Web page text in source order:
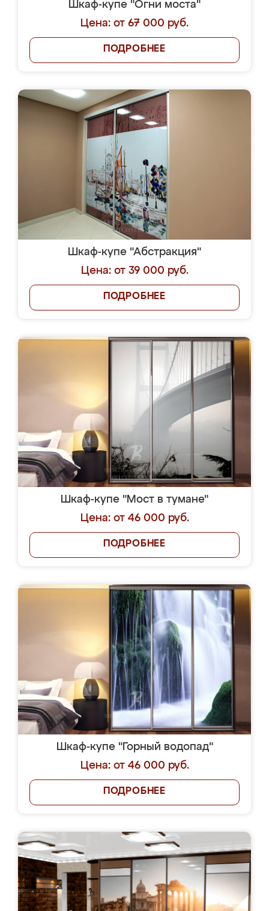
Шкаф-купе "Огни моста"
Цена: от 67 000 руб.
ПОДРОБНЕЕ
Шкаф-купе "Абстракция"
Цена: от 39 000 руб.
ПОДРОБНЕЕ
Шкаф-купе "Мост в тумане"
Цена: от 46 000 руб.
ПОДРОБНЕЕ
Шкаф-купе "Горный водопад"
Цена: от 46 000 руб.
ПОДРОБНЕЕ